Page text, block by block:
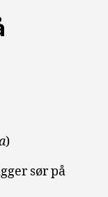
)
sør på